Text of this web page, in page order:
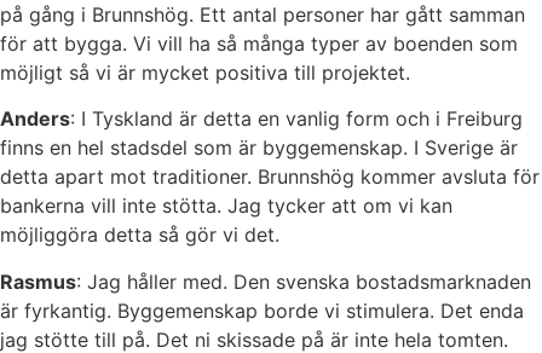
på gång i Brunnshög. Ett antal personer har gått samman
för att bygga. Vi vill ha så många typer av boenden som
möjligt så vi är mycket positiva till projektet.
Anders: I Tyskland är detta en vanlig form och i Freiburg
finns en hel stadsdel som är byggemenskap. I Sverige är
detta apart mot traditioner. Brunnshög kommer avsluta för
bankerna vill inte stötta. Jag tycker att om vi kan
möjliggöra detta så gör vi det.
Rasmus: Jag håller med. Den svenska bostadsmarknaden
är fyrkantig. Byggemenskap borde vi stimulera. Det enda
jag stötte till på. Det ni skissade på är inte hela tomten.